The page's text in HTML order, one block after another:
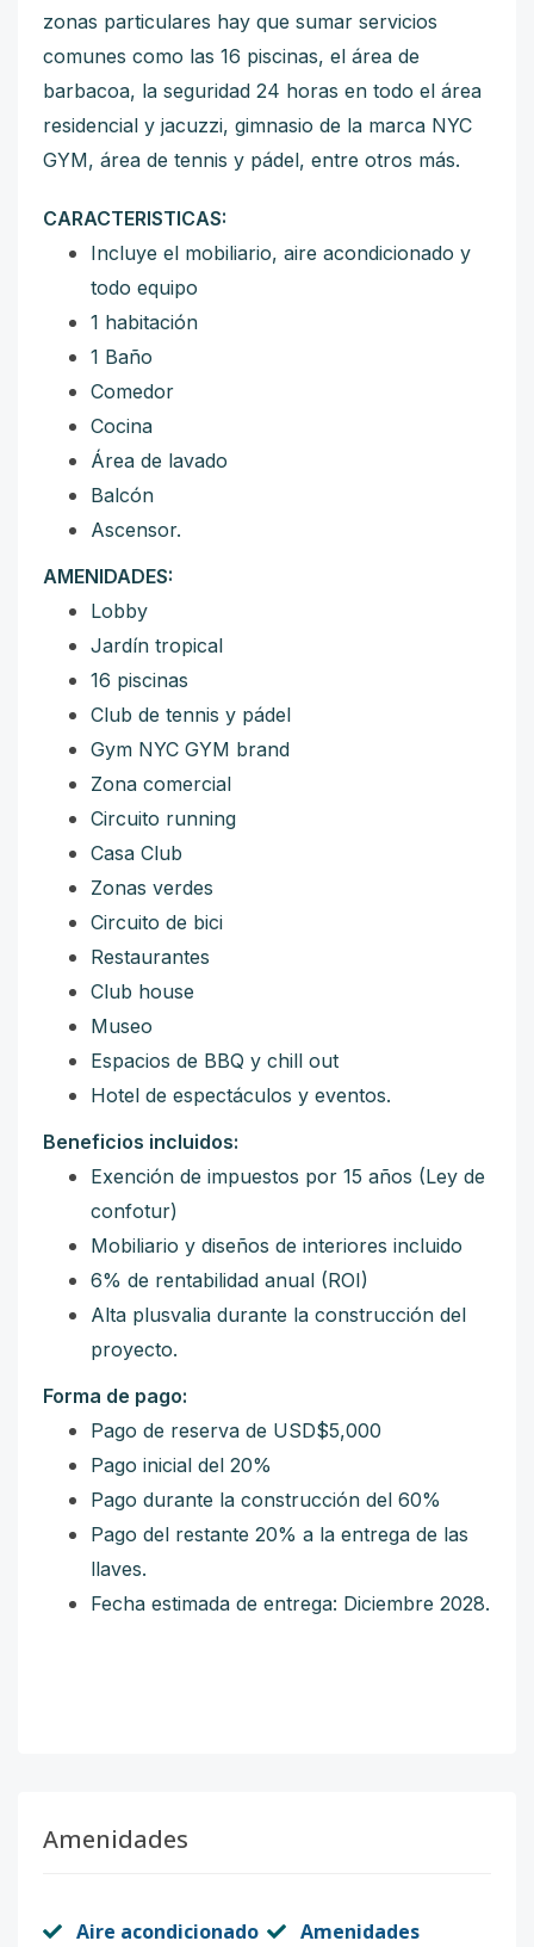
zonas particulares hay que sumar servicios
comunes como las 16 piscinas, el área de
barbacoa, la seguridad 24 horas en todo el área
residencial y jacuzzi, gimnasio de la marca NYC
GYM, área de tennis y pádel, entre otros más.
CARACTERISTICAS:
Incluye el mobiliario, aire acondicionado y
todo equipo
1 habitación
1 Baño
Comedor
Cocina
Área de lavado
Balcón
Ascensor.
AMENIDADES:
Lobby
Jardín tropical
16 piscinas
Club de tennis y pádel
Gym NYC GYM brand
Zona comercial
Circuito running
Casa Club
Zonas verdes
Circuito de bici
Restaurantes
Club house
Museo
Espacios de BBQ y chill out
Hotel de espectáculos y eventos.
Beneficios incluidos:
Exención de impuestos por 15 años (Ley de
confotur)
Mobiliario y diseños de interiores incluido
6% de rentabilidad anual (ROI)
Alta plusvalia durante la construcción del
proyecto.
Forma de pago:
Pago de reserva de USD$5,000
Pago inicial del 20%
Pago durante la construcción del 60%
Pago del restante 20% a la entrega de las
llaves.
Fecha estimada de entrega: Diciembre 2028.
Amenidades
Aire acondicionado Amenidades